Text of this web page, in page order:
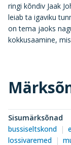
ringi kõndiv Jaak
leiab ta igaviku
on tema jaoks
kokkusaamine,
Sisumärksõnad
bussiseltskond
lossivaremed